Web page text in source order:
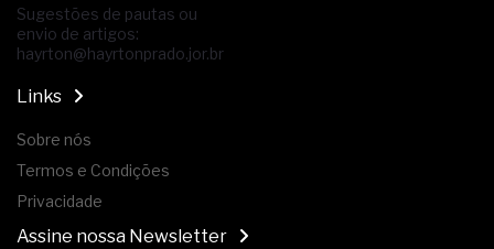
Sugestões de pautas ou
envio de artigos:
hayrton@hayrtonprado.jor.br
Links
Sobre nós
Termos e Condições
Privacidade
Assine nossa Newsletter